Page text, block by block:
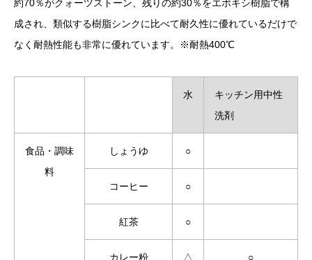
約70％がクォーツストーン、残りの約30％をエポキシ樹脂で構
成され、類似する樹脂シンクに比べて耐久性に優れているだけで
なく耐熱性能も非常に優れています。※耐熱400℃
水
キッチン用中性
洗剤
食品・調味
料
しょうゆ ○
コーヒー ○
紅茶 ○
カレー粉 △ ○